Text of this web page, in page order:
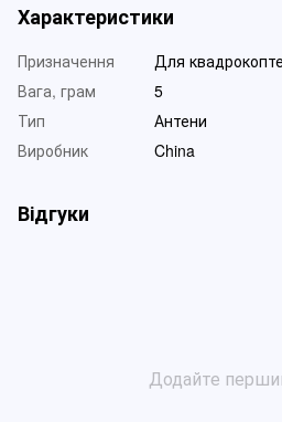
Характеристики
Призначення
Для
Вага, грам
5
Тип
Антени
Виробник
China
Відгуки
Додайте